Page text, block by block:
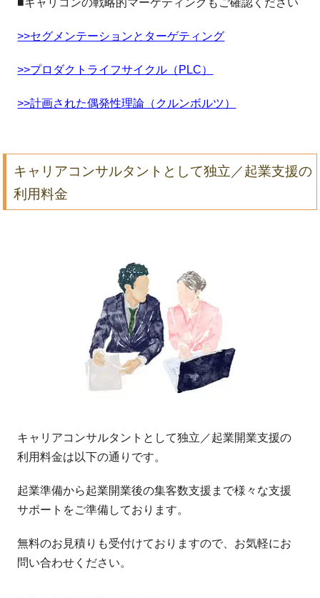
■キャリコンの戦略的マーケティングもご確認ください
>>セグメンテーションとターゲティング
>>プロダクトライフサイクル（PLC）
>>計画された偶発性理論（クルンボルツ）
キャリアコンサルタントとして独立／起業支援の
利用料金
キャリアコンサルタントとして独立／起業開業支援の
利用料金は以下の通りです。
起業準備から起業開業後の集客数支援まで様々な支援
サポートをご準備しております。
無料のお見積りも受付けておりますので、お気軽にお
問い合わせください。